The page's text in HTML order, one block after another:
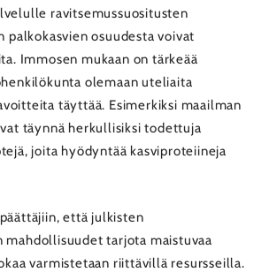
ravitsemussuositusten
palkokasvien osuudesta voivat
Immosen mukaan on tärkeää
olemaan uteliaita
täyttää. Esimerkiksi maailman
täynnä herkullisiksi todettuja
joita hyödyntää kasviproteiineja
että julkisten
mahdollisuudet tarjota maistuvaa
varmistetaan riittävillä resursseilla.